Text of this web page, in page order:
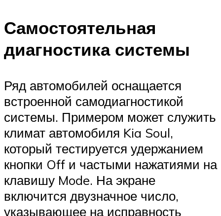
Самостоятельная
диагностика системы
Ряд автомобилей оснащается
встроенной самодиагностикой
системы. Примером может служить
климат автомобиля Kia Soul,
который тестируется удержанием
кнопки Off и частыми нажатиями на
клавишу Mode. На экране
включится двузначное число,
указывающее на исправность